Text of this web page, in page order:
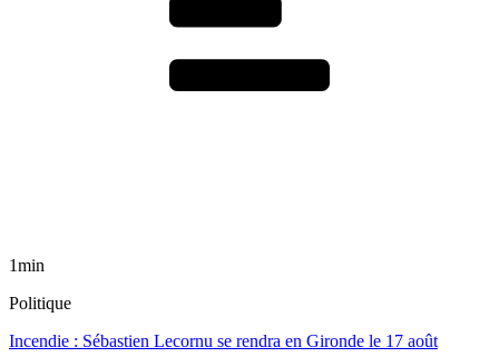
1min
Politique
Incendie : Sébastien Lecornu se rendra en Gironde le 17 août